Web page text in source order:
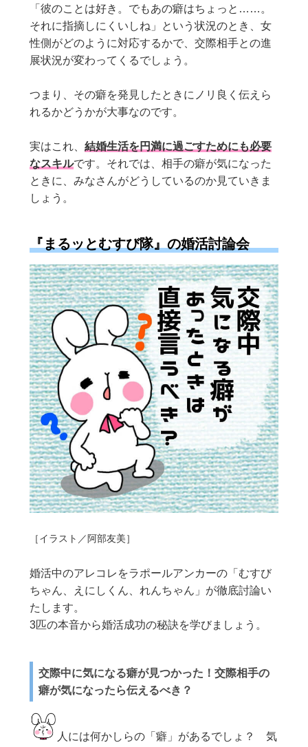
「彼のことは好き。でもあの癖はちょっと……。
それに指摘しにくいしね」という状況のとき、女
性側がどのように対応するかで、交際相手との進
展状況が変わってくるでしょう。
つまり、その癖を発見したときにノリ良く伝えら
れるかどうかが大事なのです。
実はこれ、結婚生活を円満に過ごすためにも必要
なスキルです。それでは、相手の癖が気になった
ときに、みなさんがどうしているのか見ていきま
しょう。
『まるッとむすび隊』の婚活討論会
［イラスト／阿部友美］
婚活中のアレコレをラポールアンカーの「むすび
ちゃん、えにしくん、れんちゃん」が徹底討論い
たします。
3匹の本音から婚活成功の秘訣を学びましょう。
交際中に気になる癖が見つかった！交際相手の
癖が気になったら伝えるべき？
人には何かしらの「癖」があるでしょ？ 気